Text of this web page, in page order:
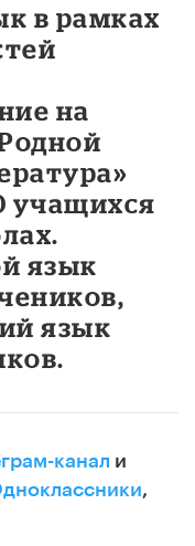
в рамках
на
учащихся
язык
язык
канал и
,